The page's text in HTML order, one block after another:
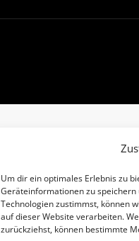
Um dir ein optimales Erlebnis zu
Geräteinformationen zu
Technologien zustimmst, können
auf dieser Website verarbeiten.
zurückziehst, können bestimmte